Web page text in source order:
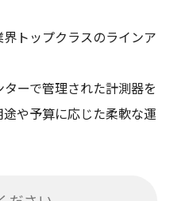
トップクラスのラインア
ーで管理された計測器を
途や予算に応じた柔軟な運